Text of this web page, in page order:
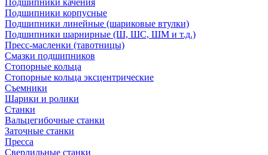
Подшипники качения
Подшипники корпусные
Подшипники линейные (шариковые втулки)
Подшипники шарнирные (Ш, ШС, ШМ и т.д.)
Пресс-масленки (тавотницы)
Смазки подшипников
Стопорные кольца
Стопорные кольца эксцентрические
Съемники
Шарики и ролики
Станки
Вальцегибочные станки
Заточные станки
Пресса
Сверлильные станки